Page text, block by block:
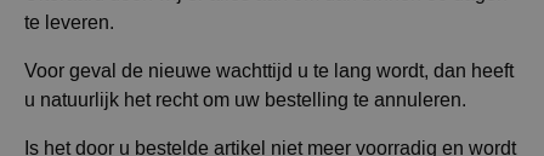
te leveren.
Voor geval de nieuwe wachttijd u te lang wordt, dan heeft
u natuurlijk het recht om uw bestelling te annuleren.
Is het door u bestelde artikel niet meer voorradig en wordt